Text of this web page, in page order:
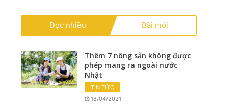
Đọc nhiều Bài mới
Thêm 7 nông sản không được
phép mang ra ngoài nước
Nhật
TIN TỨC
18/04/2021